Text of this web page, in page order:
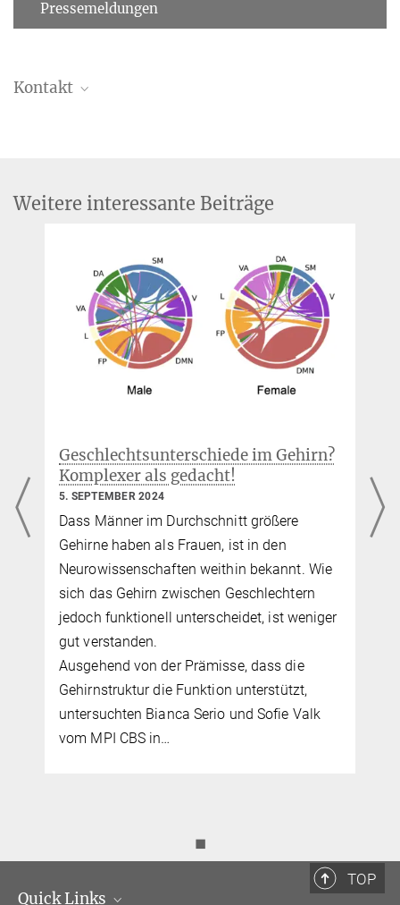
Pressemeldungen
Kontakt
paasche@...
Weitere interessante Beiträge
Geschlechtsunterschiede im Gehirn?
Komplexer als gedacht!
5. SEPTEMBER 2024
Dass Männer im Durchschnitt größere
Gehirne haben als Frauen, ist in den
Neurowissenschaften weithin bekannt. Wie
sich das Gehirn zwischen Geschlechtern
jedoch funktionell unterscheidet, ist weniger
gut verstanden.
Ausgehend von der Prämisse, dass die
Gehirnstruktur die Funktion unterstützt,
untersuchten Bianca Serio und Sofie Valk
vom MPI CBS in…
◼
TOP
Quick Links